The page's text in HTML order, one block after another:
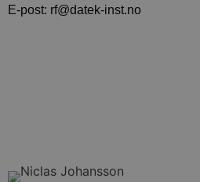
E-post: rf@datek-inst.no